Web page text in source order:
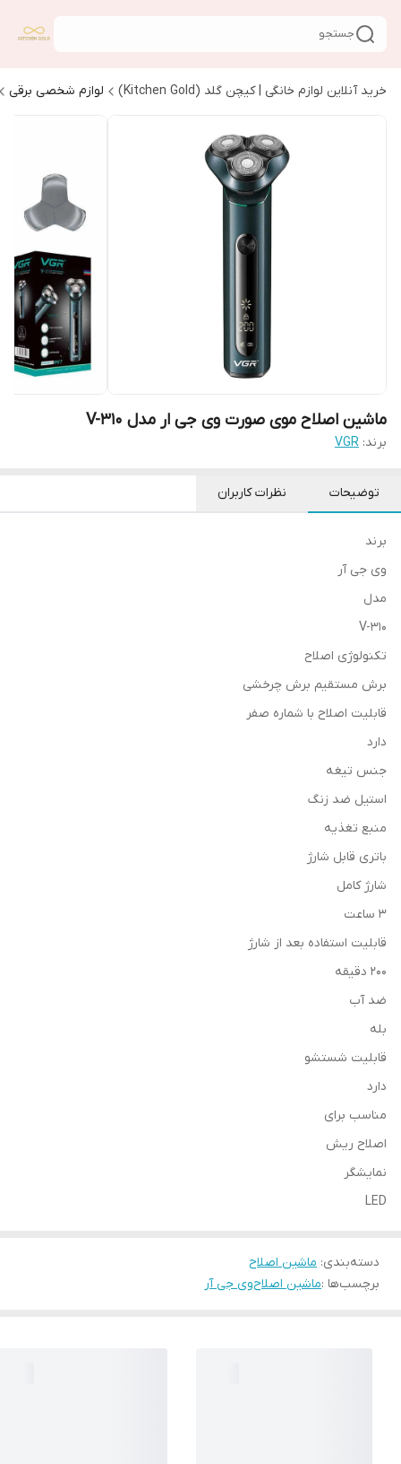
جستجو
خرید آنلاین لوازم خانگی | کیچن گلد (Kitchen Gold) لوازم شخصی برقی
ماشین اصلاح موی صورت وی جی ار مدل V-310
برند: VGR
توضیحات نظرات کاربران
برند
وی جی آر
مدل
V-310
تکنولوژی اصلاح
برش مستقیم برش چرخشی
قابلیت اصلاح با شماره صفر
دارد
جنس تیغه
استیل ضد زنگ
منبع تغذیه
باتری قابل شارژ
شارژ کامل
3 ساعت
قابلیت استفاده بعد از شارژ
200 دقیقه
ضد آب
بله
قابلیت شستشو
دارد
مناسب برای
اصلاح ریش
نمایشگر
LED
دسته‌بندی: ماشین اصلاح
برچسب‌ها :ماشین اصلاحوی جی آر